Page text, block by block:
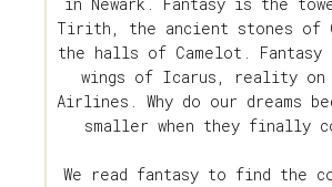
Tirith, the ancient stones of
the halls of Camelot.
wings of Icarus, reality on
Airlines. Why do our dreams
smaller when they finally
We read fantasy to find the